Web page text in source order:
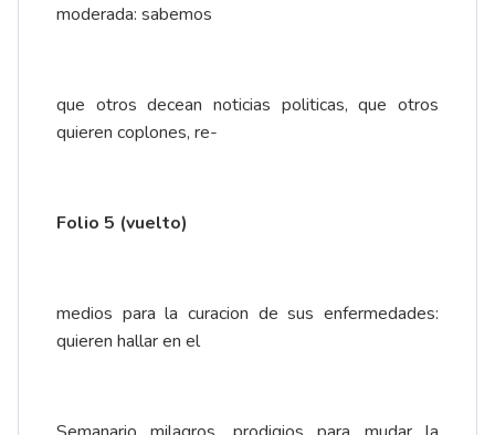
moderada: sabemos
que otros decean noticias politicas, que otros
quieren coplones, re-
Folio 5 (vuelto)
medios para la curacion de sus enfermedades:
quieren hallar en el